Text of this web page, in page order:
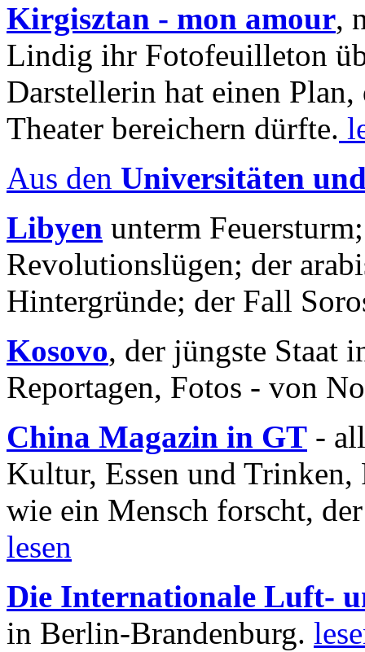
Kirgisztan - mon amour,
Lindig ihr Fotofeuilleton
Darstellerin hat einen Plan,
Theater bereichern dürfte.
Aus den Universitäten
Libyen unterm
Revolutionslügen; der
Hintergründe; der Fall
Kosovo, der jüngste Staat
Reportagen, Fotos - von
China Magazin in GT -
Kultur, Essen und
wie ein Mensch forscht,
lesen
Die Internationale Luft-
in Berlin-Brandenburg.